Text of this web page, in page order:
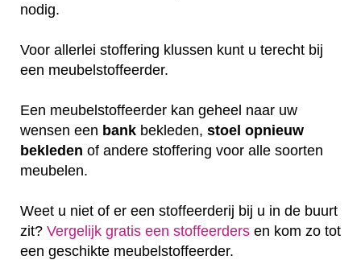
nodig.
Voor allerlei stoffering klussen kunt u terecht bij
een meubelstoffeerder.
Een meubelstoffeerder kan geheel naar uw
wensen een bank bekleden, stoel opnieuw
bekleden of andere stoffering voor alle soorten
meubelen.
Weet u niet of er een stoffeerderij bij u in de buurt
zit? Vergelijk gratis een stoffeerders en kom zo tot
een geschikte meubelstoffeerder.